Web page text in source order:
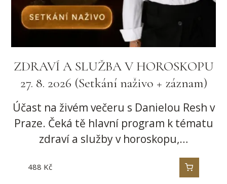
ZDRAVÍ A SLUŽBA V HOROSKOPU
27. 8. 2026 (Setkání naživo + záznam)
Účast na živém večeru s Danielou Resh v
Praze. Čeká tě hlavní program k tématu
zdraví a služby v horoskopu,…
488 Kč